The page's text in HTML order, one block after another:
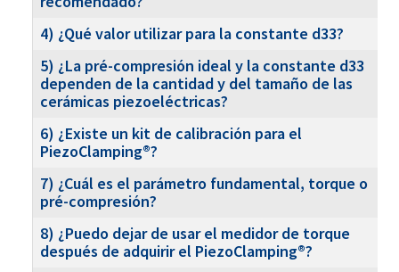
4) ¿Qué valor utilizar para la constante d33?
5) ¿La pré-compresión ideal y la constante d33
dependen de la cantidad y del tamaño de las
cerámicas piezoeléctricas?
6) ¿Existe un kit de calibración para el
PiezoClamping®?
7) ¿Cuál es el parámetro fundamental, torque o
pré-compresión?
8) ¿Puedo dejar de usar el medidor de torque
después de adquirir el PiezoClamping®?